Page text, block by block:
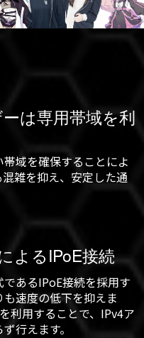
は専用帯域を利
域を確保することによ
雑を抑え、安定した通
よるIPoE接続
あるIPoE接続を採用す
速度の低下を抑えま
利用することで、IPv4ア
行えます。